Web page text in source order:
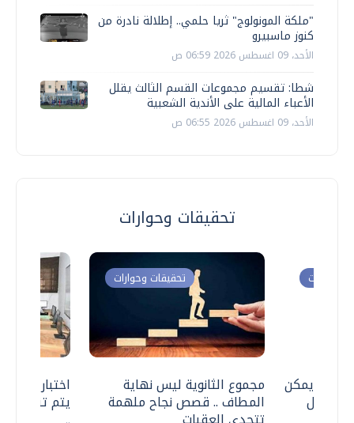
"ملكة المونولوج" ثريا حلمي.. إطلالة نادرة من
كنوز ماسبيرو
الأحد، 09 اغسطس 2026 06:59 ص
شطا: تقسيم مجموعات القسم الثالث يقلل
الأعباء المالية على الأندية الشعبية
الأحد، 09 اغسطس 2026 06:55 ص
تحقيقات وحوارات
اختبارات
يتم
تحقيقات وحوارات
مجموع الثانوية ليس نهاية
المطاف .. قصص نجاح ملهمة
وحوارات
.. هل يمكن
نتعامل